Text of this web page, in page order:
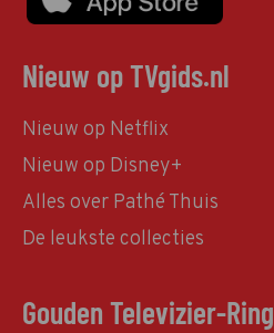
Nieuw op TVgids.nl
Nieuw op Netflix
Nieuw op Disney+
Alles over Pathé Thuis
De leukste collecties
Gouden Televizier-Ring